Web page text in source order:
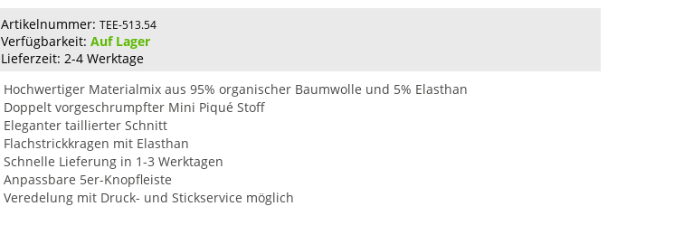
Artikelnummer: TEE-513.54
Verfügbarkeit: Auf Lager
Lieferzeit: 2-4 Werktage
Hochwertiger Materialmix aus 95% organischer Baumwolle und 5% Elasthan
Doppelt vorgeschrumpfter Mini Piqué Stoff
Eleganter taillierter Schnitt
Flachstrickkragen mit Elasthan
Schnelle Lieferung in 1-3 Werktagen
Anpassbare 5er-Knopfleiste
Veredelung mit Druck- und Stickservice möglich